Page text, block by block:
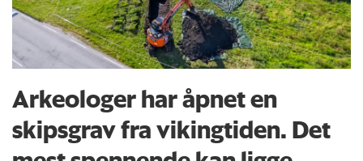
Arkeologer har åpnet en
skipsgrav fra vikingtiden. Det